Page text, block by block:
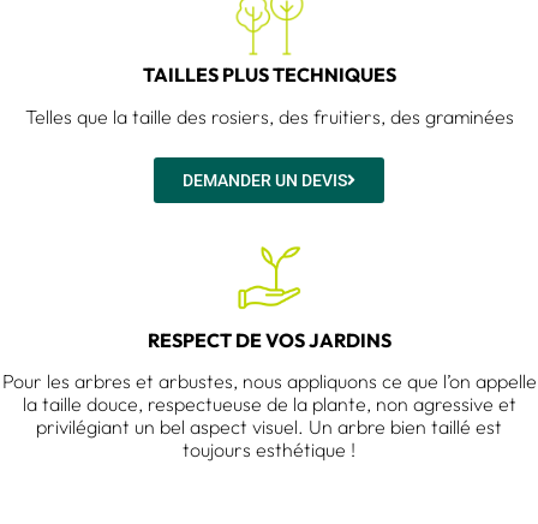
TAILLES PLUS TECHNIQUES
Telles que la taille des rosiers, des fruitiers, des graminées
DEMANDER UN DEVIS
RESPECT DE VOS JARDINS
Pour les arbres et arbustes, nous appliquons ce que l’on appelle
la taille douce, respectueuse de la plante, non agressive et
privilégiant un bel aspect visuel. Un arbre bien taillé est
toujours esthétique !